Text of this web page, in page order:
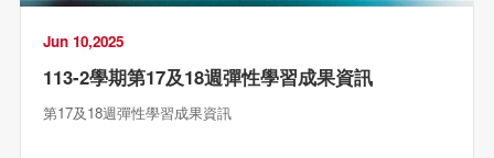
Jun 10,2025
113-2學期第17及18週彈性學習成果資訊
第17及18週彈性學習成果資訊